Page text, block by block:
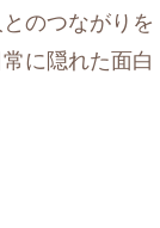
のつながりを
に隠れた面白